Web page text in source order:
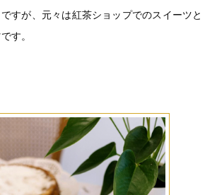
すが、元々は紅茶ショップでのスイーツと
す。